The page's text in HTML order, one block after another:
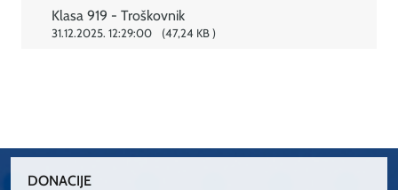
Klasa 919 - Troškovnik
31.12.2025. 12:29:00 47,24 KB
DONACIJE